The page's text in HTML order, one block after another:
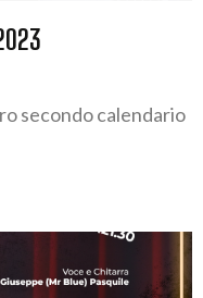
secondo calendario